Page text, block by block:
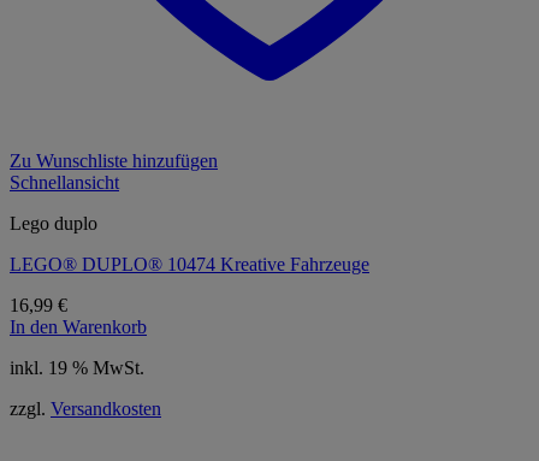
Zu Wunschliste hinzufügen
Schnellansicht
Lego duplo
LEGO® DUPLO® 10474 Kreative Fahrzeuge
16,99 €
In den Warenkorb
inkl. 19 % MwSt.
zzgl. Versandkosten